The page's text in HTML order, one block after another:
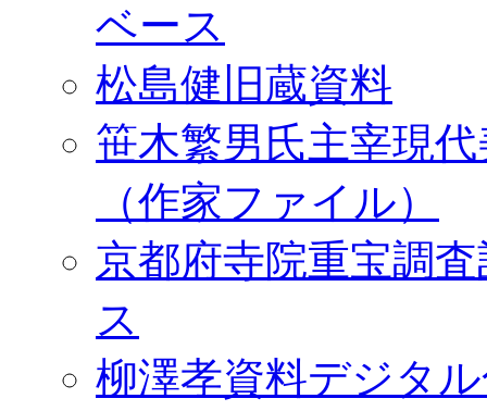
ベース
松島健旧蔵資料
笹木繁男氏主宰現
（作家ファイル）
京都府寺院重宝調
ス
柳澤孝資料デジタ